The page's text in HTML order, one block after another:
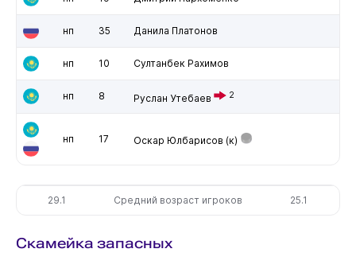
нп 35 Данила Платонов
нп 10 Султанбек Рахимов
нп 8 Руслан Утебаев 2
нп 17 Оскар Юлбарисов (к)
29.1 Средний возраст игроков 25.1
Скамейка запасных